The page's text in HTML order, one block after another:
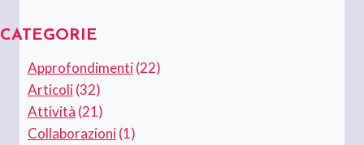
CATEGORIE
Approfondimenti(22)
Articoli(32)
Attività (21)
Collaborazioni(1)